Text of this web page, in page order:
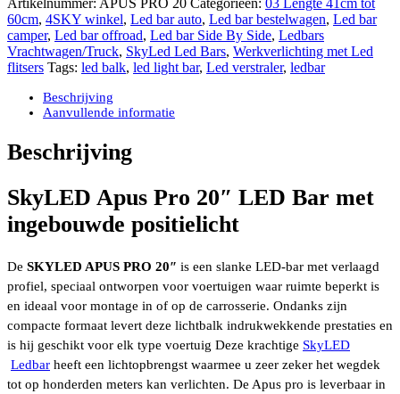
20"
LED
Bar
met
wit/amber
positielicht
aantal
60cm, 4SKY winkel, Led bar auto, Led bar bestelwagen, Led bar
camper, Led bar offroad, Led bar Side By Side, Ledbars
Vrachtwagen/Truck, SkyLed Led Bars, Werkverlichting met Led
flitsers Tags: led balk, led light bar, Led verstraler, ledbar
Beschrijving
Aanvullende informatie
Beschrijving
SkyLED Apus Pro 20″ LED Bar met
ingebouwde positielicht
De SKYLED APUS PRO 20″ is een slanke LED-bar met verlaagd
profiel, speciaal ontworpen voor voertuigen waar ruimte beperkt is
en ideaal voor montage in of op de carrosserie. Ondanks zijn
compacte formaat levert deze lichtbalk indrukwekkende prestaties en
is hij geschikt voor elk type voertuig Deze krachtige SkyLED
Ledbar heeft een lichtopbrengst waarmee u zeer zeker het wegdek
tot op honderden meters kan verlichten. De Apus pro is leverbaar in